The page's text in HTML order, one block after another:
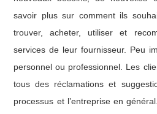
savoir plus sur comment ils
trouver, acheter, utiliser et
services de leur fournisseur. Peu
personnel ou professionnel. Les
tous des réclamations et
processus et l’entreprise en